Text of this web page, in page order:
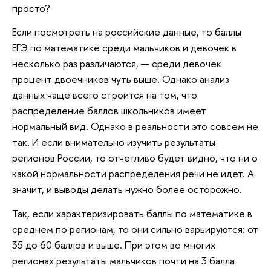
просто?
Если посмотреть на российские данные, то баллы
ЕГЭ по математике среди мальчиков и девочек в
несколько раз различаются, — среди девочек
процент двоечников чуть выше. Однако анализ
данных чаще всего строится на том, что
распределение баллов школьников имеет
нормальный вид. Однако в реальности это совсем не
так. И если внимательно изучить результаты
регионов России, то отчетливо будет видно, что ни о
какой нормальности распределения речи не идет. А
значит, и выводы делать нужно более осторожно.
Так, если характеризировать баллы по математике в
среднем по регионам, то они сильно варьируются: от
35 до 60 баллов и выше. При этом во многих
регионах результаты мальчиков почти на 3 балла